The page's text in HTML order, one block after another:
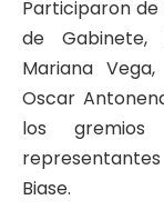
Participaron
de Gabinete,
Mariana
Oscar
los
representantes
Biase.